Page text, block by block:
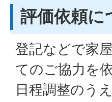
評価依頼に
登記などで家
てのご協力を
日程調整のう